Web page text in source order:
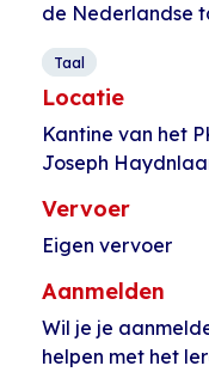
de Nederlandse
Taal
Locatie
Kantine van het
Joseph
Vervoer
Eigen vervoer
Aanmelden
Wil je je
helpen met het